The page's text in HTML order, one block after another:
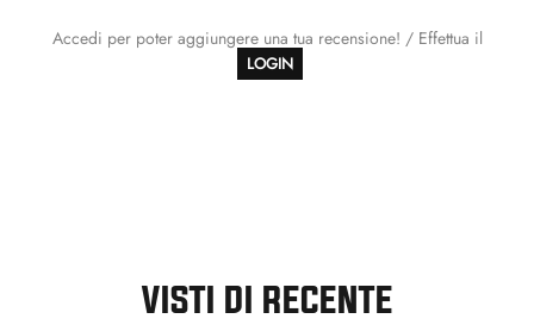
Accedi per poter aggiungere una tua recensione! / Effettua il
LOGIN
VISTI DI RECENTE